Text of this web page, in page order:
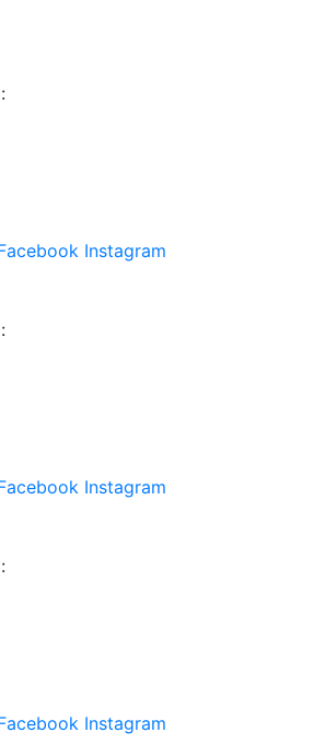
Instagram
Instagram
Instagram